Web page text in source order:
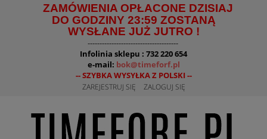
ZAMÓWIENIA OPŁACONE DZISIAJ
DO GODZINY 23:59 ZOSTANĄ
WYSŁANE JUŻ JUTRO !
--------------------------------------
Infolinia sklepu : 732 220 654
e-mail: bok@timeforf.pl
-- SZYBKA WYSYŁKA Z POLSKI --
ZAREJESTRUJ SIĘ ZALOGUJ SIĘ